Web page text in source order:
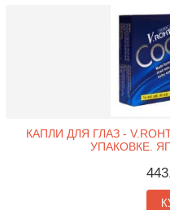
КАПЛИ ДЛЯ ГЛАЗ -
УПАКОВКЕ.